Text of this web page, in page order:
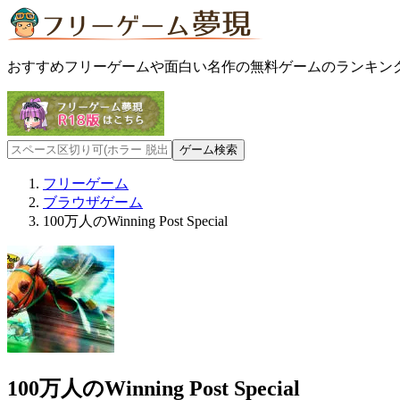
おすすめフリーゲームや面白い名作の無料ゲームのランキン
フリーゲーム
ブラウザゲーム
100万人のWinning Post Special
100万人のWinning Post Special